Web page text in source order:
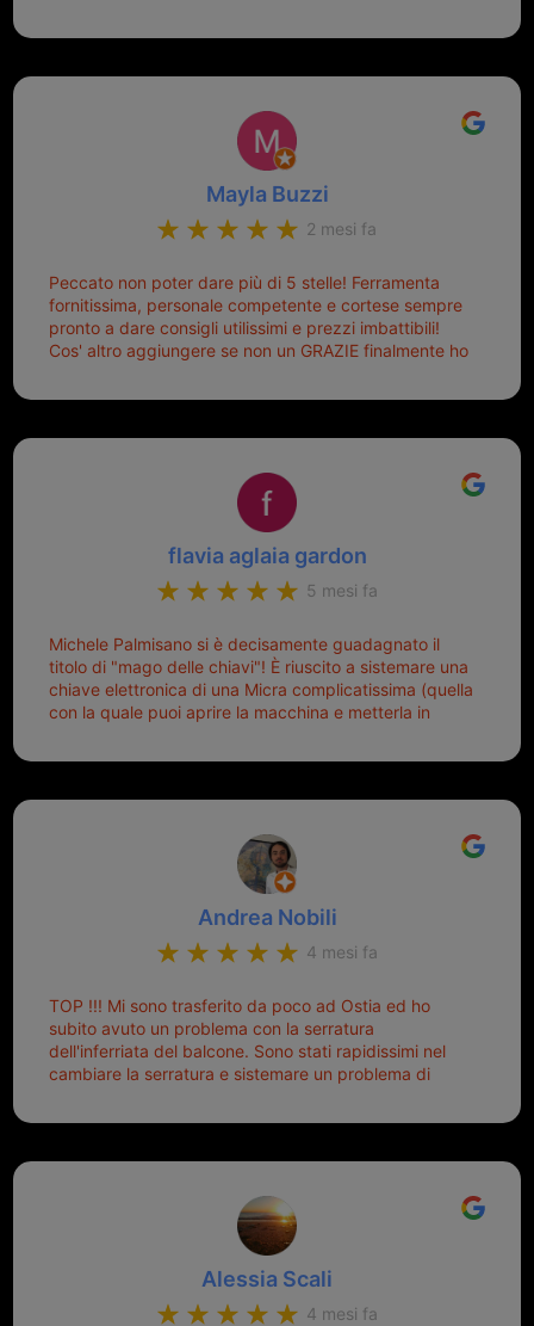
Sicuramente tornerò qui per qualsiasi altro problema.
Mayla Buzzi
2 mesi fa
Peccato non poter dare più di 5 stelle! Ferramenta
fornitissima, personale competente e cortese sempre
pronto a dare consigli utilissimi e prezzi imbattibili!
Cos' altro aggiungere se non un GRAZIE finalmente ho
mio riferimento. Ah dimenticavo...da loro sono riuscita
Top top top!!!
flavia aglaia gardon
5 mesi fa
Michele Palmisano si è decisamente guadagnato il
titolo di "mago delle chiavi"! È riuscito a sistemare una
chiave elettronica di una Micra complicatissima (quella
con la quale puoi aprire la macchina e metterla in
pronta per la pattumiera... Avevo passato mesi con le
il coperchietto, la chiave era fissata con un filo di
che non ti staccasse la chiave dal blocchetto e
talvolta non faceva bene il contatto nel quadro e
bisognava armeggiare un po', praticamente entrare e
mettere in moto era un terno al Lotto; ormai pensavo
di dover prendere un mutuo per ricomprarle alla
Nissan... e invece ho scoperto che la Ferramenta
tutti i tipi. Adesso che ho la mia fiammante chiave
nuova (solo la chiave, perché la macchina è rimasta
quella di prima), ogni volta che salgo in macchina, il
mio pensiero va subito a Michele perché non dover
mette di buon umore, e ti fa cominciare bene la
lo consiglio a chiunque debba duplicare una chiave
Andrea Nobili
4 mesi fa
TOP !!! Mi sono trasferito da poco ad Ostia ed ho
subito avuto un problema con la serratura
dell'inferriata del balcone. Sono stati rapidissimi nel
cambiare la serratura e sistemare un problema di
onesto evitando spese ben più esose. Competenti,
un punto di riferimento per situazioni di questo tipo
Alessia Scali
4 mesi fa